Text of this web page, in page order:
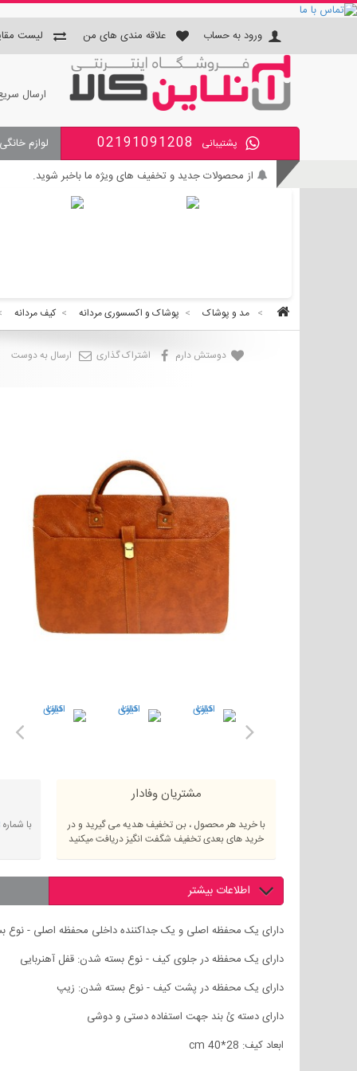
ورود به حساب علاقه مندی های من لیست
ارسال
پشتیبانی 02191091208 لوازم
از محصولات جدید و تخفیف های ویژه ما باخبر شوید.
بی واسطه و مطمئن خرید کنید.
> مد و پوشاک > پوشاک و اکسسوری مردانه > کیف مردانه
دوستش دارم اشتراک گذاری ارسال به دوست
مشتریان وفادار
با خرید هر محصول ، بن تخفیف هدیه می گیرید و در
خرید های بعدی تخفیف شگفت انگیز دریافت میکنید
با شماره
اطلاعات بیشتر
دارای یک محفظه اصلی و یک جداکننده داخلی محفظه اصلی -
دارای یک محفظه در جلوی کیف - نوع بسته شدن: قفل آهنربایی
دارای یک محفظه در پشت کیف - نوع بسته شدن: زیپ
دارای دسته ئ بند جهت استفاده دستی و دوشی
ابعاد کیف: cm 40*28